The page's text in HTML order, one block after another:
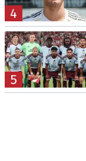
4
5